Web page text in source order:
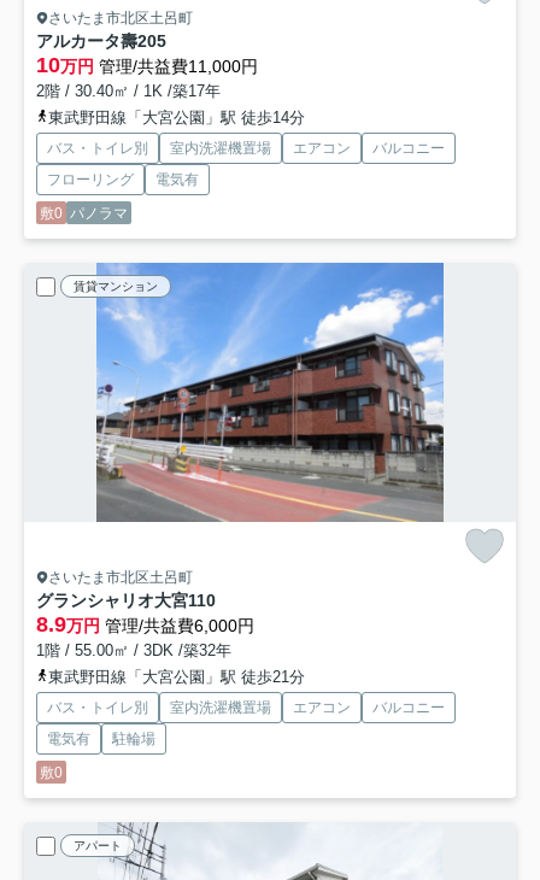
さいたま市北区土呂町
アルカータ壽205
10万円 管理/共益費11,000円
2階 / 30.40㎡ / 1K /築17年
東武野田線「大宮公園」駅 徒歩14分
バス・トイレ別 室内洗濯機置場 エアコン
バルコニー
フローリング
電気有
敷0 パノラマ
賃貸マンション
さいたま市北区土呂町
グランシャリオ大宮110
8.9万円 管理/共益費6,000円
1階 / 55.00㎡ / 3DK /築32年
東武野田線「大宮公園」駅 徒歩21分
バス・トイレ別 室内洗濯機置場 エアコン
バルコニー
電気有
駐輪場
敷0
アパート